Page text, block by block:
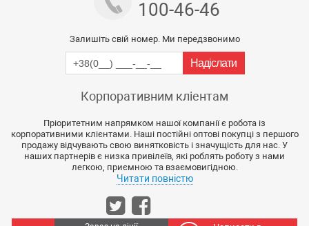
100-46-46
Залишіть свій номер. Ми передзвонимо
Корпоративним кліентам
Пріоритетним напрямком нашої компанії є робота із
корпоративними клієнтами. Наші постійні оптові покупці з першого
продажу відчувають свою винятковість і значущість для нас. У
наших партнерів є низка привілеїв, які роблять роботу з нами
легкою, приємною та взаємовигідною.
Читати повністю